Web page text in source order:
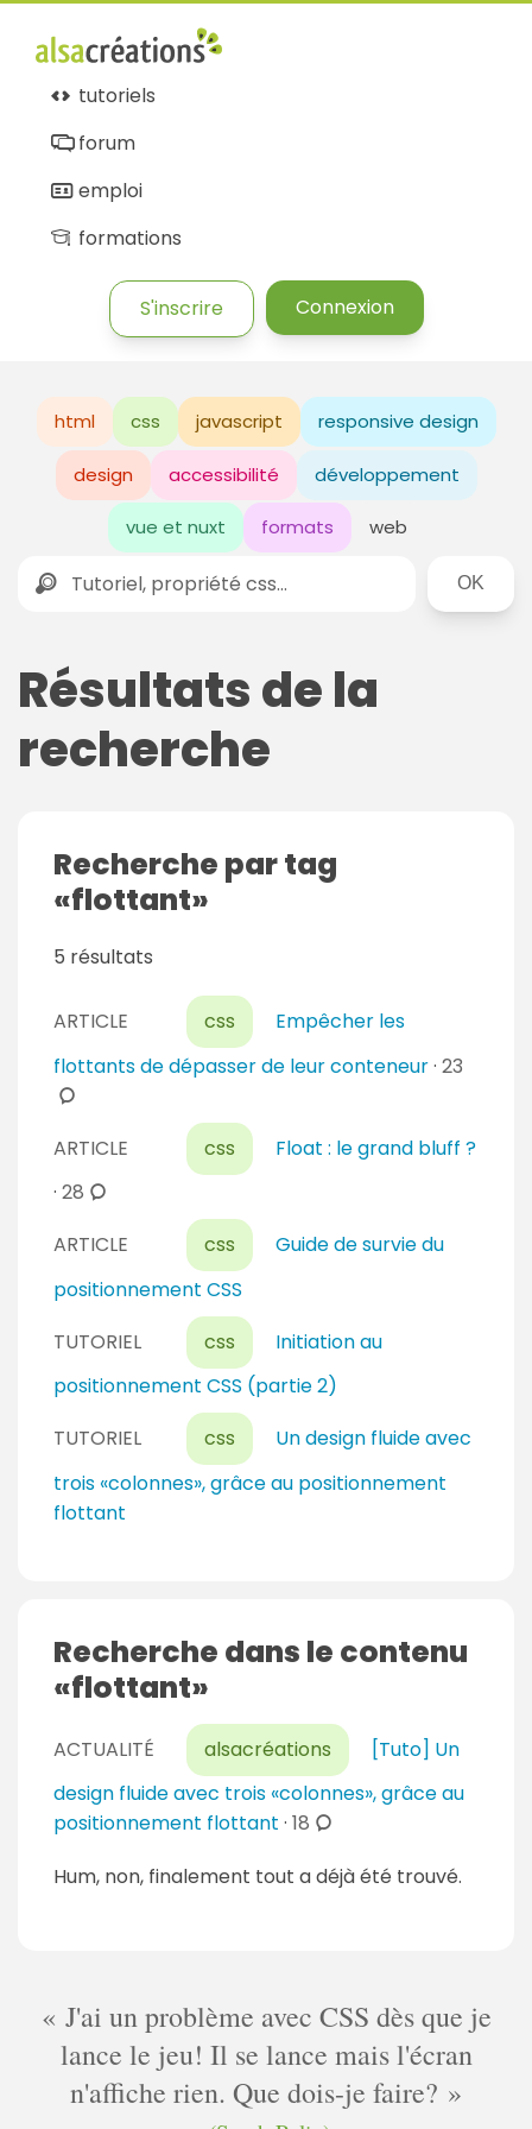
tutoriels
forum
emploi
formations
S'inscrire Connexion
html css javascript responsive design
design accessibilité développement
vue et nuxt formats web
Rechercher
Résultats de la
recherche
Recherche par tag
flottant
5 résultats
ARTICLE css
Empêcher les
flottants de dépasser de leur conteneur· 23
m
ARTICLE css
Float : le grand bluff ?
· 28 c
m
m
n
a
i
e
s
ARTICLE css
Guide de survie du
positionnement CSS
TUTORIEL
css
Initiation au
positionnement CSS (partie 2)
TUTORIEL
css
Un design fluide avec
trois «colonnes», grâce au positionnement
flottant
Recherche dans le contenu
flottant
ACTUALITÉ alsacréations
[Tuto] Un
design fluide avec trois «colonnes», grâce au
positionnement flottant · 18 c
m
a
i
r
Hum, non, finalement tout a déjà été trouvé.
J'ai un problème avec CSS dès que je
lance le jeu! Il se lance mais l'écran
n'affiche rien. Que dois-je faire?